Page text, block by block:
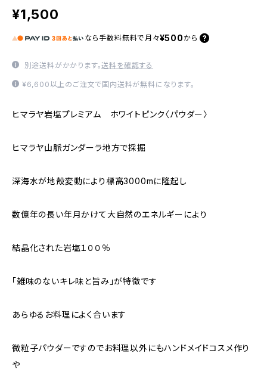
¥1,500
なら 手数料無料で 月々¥500 から
別途送料がかかります。送料を確認する
¥6,600以上のご注文で国内送料が無料になります。
ヒマラヤ岩塩プレミアム ホワイトピンク〈パウダー〉
ヒマラヤ山脈ガンダーラ地方で採掘
深海水が地殻変動により標高3000mに隆起し
数億年の長い年月かけて大自然のエネルギーにより
結晶化された岩塩１００％
「雑味のないキレ味と旨み」が特徴です
あらゆるお料理によく合います
微粒子パウダーですのでお料理以外にもハンドメイドコスメ作り
や